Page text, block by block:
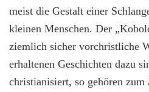
meist die Gestalt einer
kleinen Menschen. Der
ziemlich sicher vorchristliche
erhaltenen Geschichten dazu
christianisiert, so gehören zum